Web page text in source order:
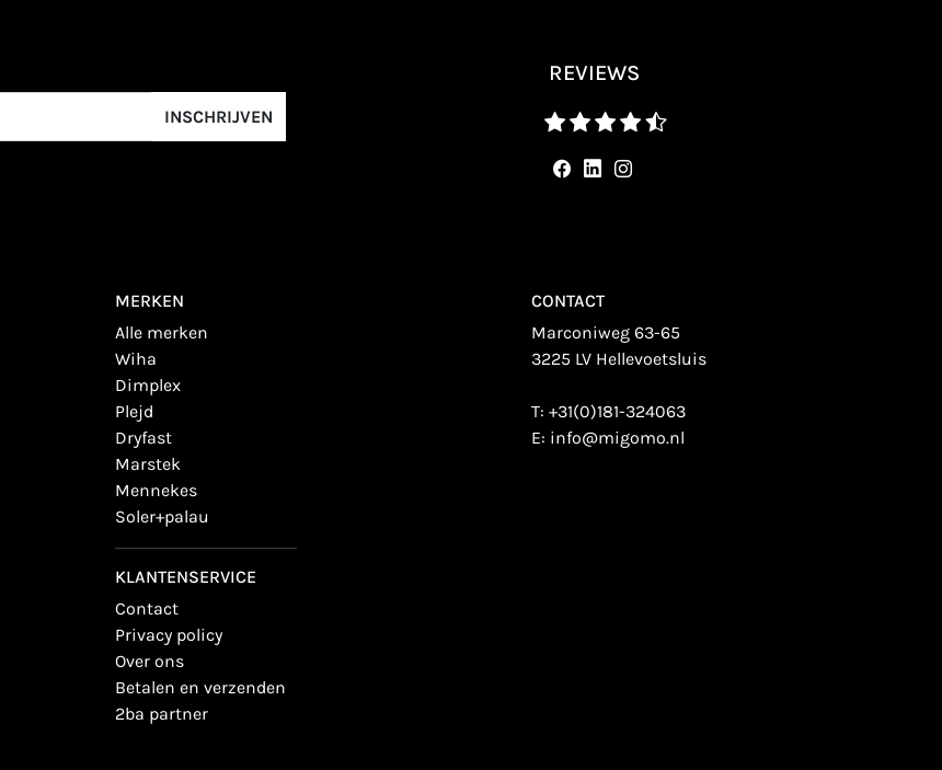
INSCHRIJVEN
REVIEWS
MERKEN
alle merken
wiha
dimplex
plejd
dryfast
marstek
mennekes
soler+palau
KLANTENSERVICE
contact
privacy policy
over ons
betalen en verzenden
2ba partner
CONTACT
Marconiweg 63-65
3225 LV Hellevoetsluis
T:+31(0)181-324063
E: info@migomo.nl